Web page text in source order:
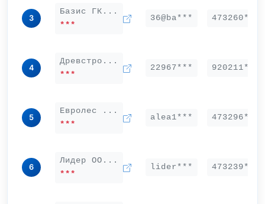
3
Базис ГК...
***
36@ba*** 473260***
4
Древстро...
***
22967*** 920211***
5
Евролес ...
***
alea1*** 473296***
6
Лидер ОО...
***
lider*** 473239***